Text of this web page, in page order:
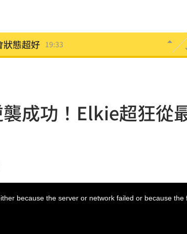
真面目 19:33
絲崩潰
掃雄鷹 19:24
脂肪肝
實生活
讚親切 19:15
襲成功！Elkie超狂從
because the server or network failed or because the